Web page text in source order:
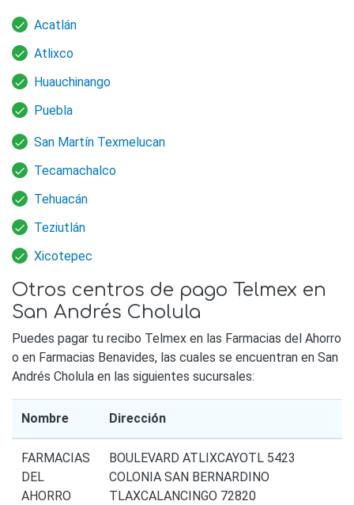
Acatlán
Atlixco
Huauchinango
Puebla
San Martín Texmelucan
Tecamachalco
Tehuacán
Teziutlán
Xicotepec
Otros centros de pago Telmex en
San Andrés Cholula
Puedes pagar tu recibo Telmex en las Farmacias del Ahorro
o en Farmacias Benavides, las cuales se encuentran en San
Andrés Cholula en las siguientes sucursales:
Nombre Dirección
FARMACIAS
DEL
AHORRO
BOULEVARD ATLIXCAYOTL 5423
COLONIA SAN BERNARDINO
TLAXCALANCINGO 72820